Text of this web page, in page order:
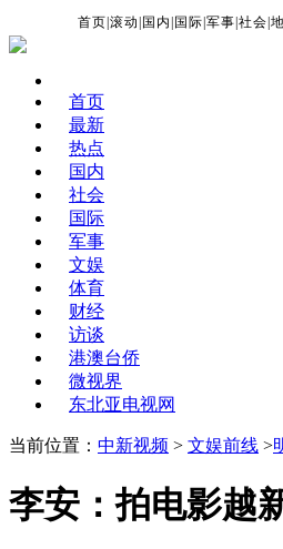
首页 |滚动 国内 国际 |军事 |社会 |
首页
最新
热点
国内
社会
国际
军事
文娱
体育
财经
访谈
港澳台侨
微视界
东北亚电视网
当前位置： 中新视频 > 文娱前线 >
李安：拍电影越